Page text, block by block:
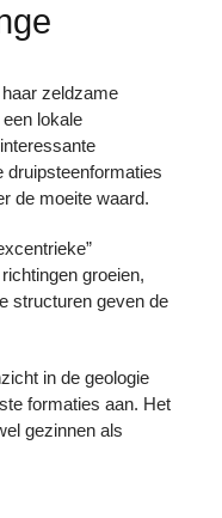
zeldzame
lokale
druipsteenformaties
de moeite waard.
groeien,
structuren geven de
in de geologie
formaties aan. Het
gezinnen als